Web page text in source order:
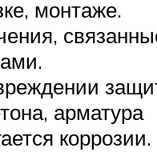
монтаже.
арматура
коррозии.